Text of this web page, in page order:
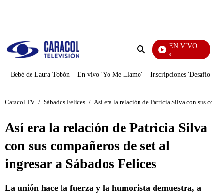
Enviar
EN VIVO
Bebé de Laura Tobón En vivo 'Yo Me Llamo' Inscripciones 'Desafío'
Caracol TV / Sábados Felices / Así era la relación de Patricia Silva con sus
Así era la relación de Patricia Silva
con sus compañeros de set al
ingresar a Sábados Felices
La unión hace la fuerza y la humorista demuestra, a